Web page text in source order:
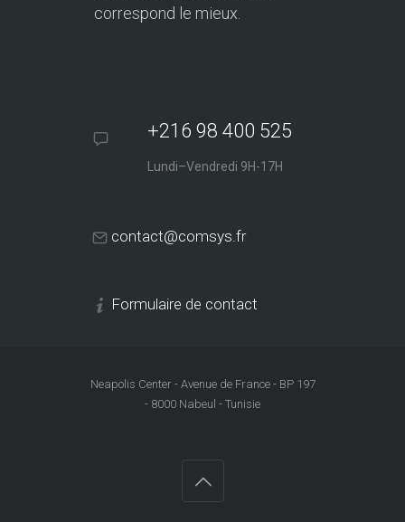
correspond le mieux.
+216 98 400 525
Lundi–Vendredi 9H-17H
contact@comsys.fr
Formulaire de contact
Neapolis Center - Avenue de France - BP 197
- 8000 Nabeul - Tunisie